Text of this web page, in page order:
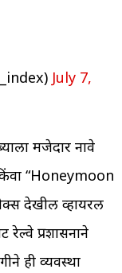
July 7,
मजेदार नावे
“Honeymoon
देखील व्हायरल
प्रशासनाने
ही व्यवस्था